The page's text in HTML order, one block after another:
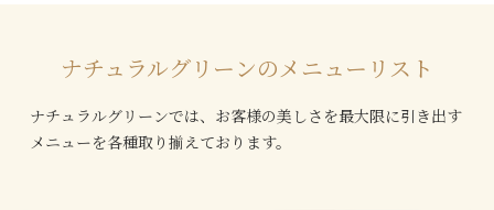
Prepaid
キャンペーン
ナチュラルグリーンのメニューリスト
ナチュラルグリーンでは、 お客様の美しさを最大限に引き出す
メニューを各種取り揃えております。